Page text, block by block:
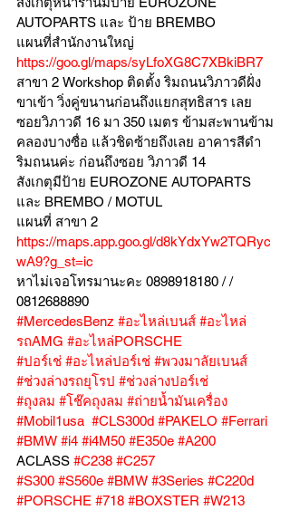
AUTOPARTS และ ป้าย BREMBO
แผนที่สำนักงานใหญ่
https://goo.gl/maps/syLfoXG8C7XBkiBR7
สาขา 2 Workshop ติดตั้ง ริมถนนวิภาวดีฝั่ง
ขาเข้า วิ่งคู่ขนานก่อนถึงแยกสุทธิสาร เลย
ซอยวิภาวดี 16 มา 350 เมตร ข้ามสะพานข้าม
คลองบางซื่อ แล้วชิดซ้ายถึงเลย อาคารสีดำ
ริมถนนค่ะ ก่อนถึงซอย วิภาวดี 14
สังเกตุมีป้าย EUROZONE AUTOPARTS
และ BREMBO / MOTUL
แผนที่ สาขา 2
https://maps.app.goo.gl/d8kYdxYw2TQRyc
wA9?g_st=ic
หาไม่เจอโทรมานะคะ 0898918180 / /
0812688890
#MercedesBenz #อะไหล่เบนส์ #อะไหล่
รถAMG #อะไหล่PORSCHE
#ปอร์เช่ #อะไหล่ปอร์เช่ #พวงมาลัยเบนส์
#ช่วงล่างรถยุโรป #ช่วงล่างปอร์เช่
#ถุงลม #โช๊คถุงลม #ถ่ายน้ำมันเครื่อง
#Mobil1usa #CLS300d #PAKELO #Ferrari
#BMW #i4 #i4M50 #E350e #A200
ACLASS #C238 #C257
#S300 #S560e #BMW #3Series #C220d
#PORSCHE #718 #BOXSTER #W213